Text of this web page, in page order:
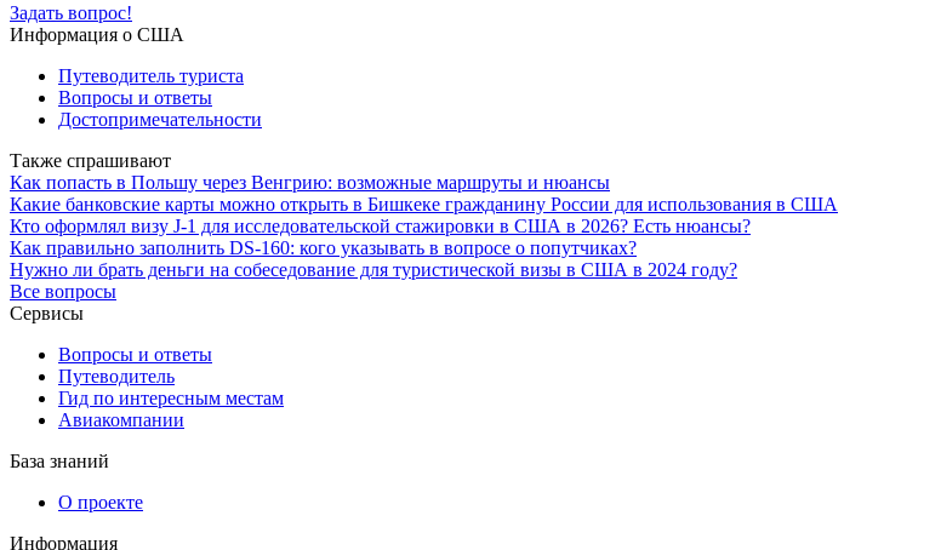
Задать вопрос!
Информация о США
Путеводитель туриста
Вопросы и ответы
Достопримечательности
Также спрашивают
Как попасть в Польшу через Венгрию: возможные маршруты и нюансы
Какие банковские карты можно открыть в Бишкеке гражданину России для использования в США
Кто оформлял визу J-1 для исследовательской стажировки в США в 2026? Есть нюансы?
Как правильно заполнить DS-160: кого указывать в вопросе о попутчиках?
Нужно ли брать деньги на собеседование для туристической визы в США в 2024 году?
Все вопросы
Сервисы
Вопросы и ответы
Путеводитель
Гид по интересным местам
Авиакомпании
База знаний
О проекте
Информация